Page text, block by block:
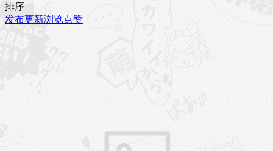
排序
发布更新浏览点赞